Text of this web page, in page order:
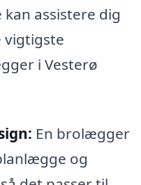
assistere dig
vigtigste
i Vesterø
En brolægger
og